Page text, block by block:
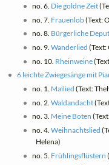
no. 6. Die goldne Zeit
no. 7. Frauenlob(Text:
no. 8. Bürgerliche
no. 9. Wanderlied (Text:
no. 10. Rheinweine
6 leichte Zwiegesänge mit
no. 1. Mailied (Text:
no. 2. Waldandacht
no. 3. Meine Boten
no. 4. Weihnachtslied
Helena)
no. 5. Frühlingsflüstern